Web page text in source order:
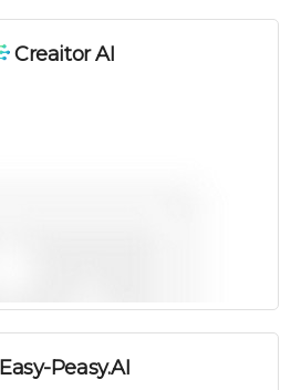
Creaitor AI
Easy-Peasy.AI